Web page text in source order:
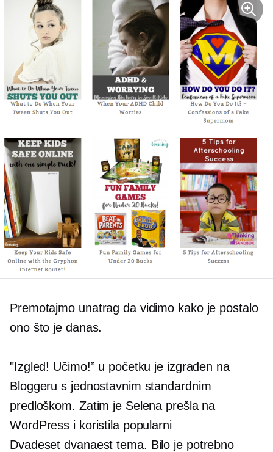
Premotajmo unatrag da vidimo kako je postalo
ono što je danas.
"Izgled! Učimo!” u početku je izgrađen na
Bloggeru s jednostavnim standardnim
predloškom. Zatim je Selena prešla na
WordPress i koristila popularni
Dvadeset dvanaest tema. Bilo je potrebno